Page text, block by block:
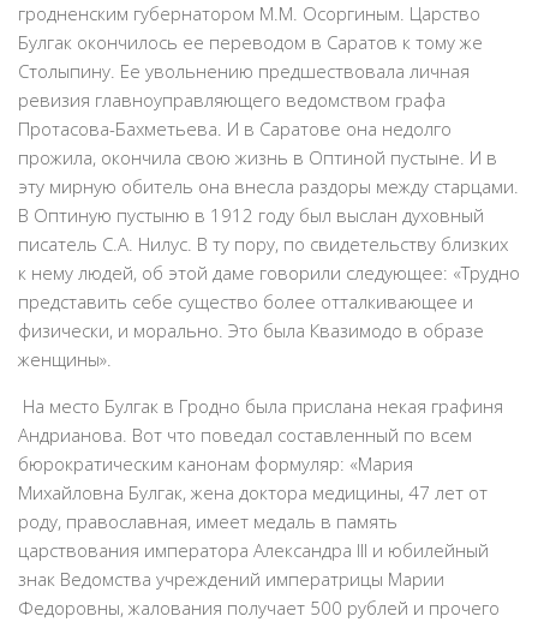
гродненским губернатором М.М. Осоргиным. Царство
Булгак окончилось ее переводом в Саратов к тому же
Столыпину. Ее увольнению предшествовала личная
ревизия главноуправляющего ведомством графа
Протасова-Бахметьева. И в Саратове она недолго
прожила, окончила свою жизнь в Оптиной пустыне. И в
эту мирную обитель она внесла раздоры между старцами.
В Оптиную пустыню в 1912 году был выслан духовный
писатель С.А. Нилус. В ту пору, по свидетельству близких
к нему людей, об этой даме говорили следующее: «Трудно
представить себе существо более отталкивающее и
физически, и морально. Это была Квазимодо в образе
женщины».
На место Булгак в Гродно была прислана некая графиня
Андрианова. Вот что поведал составленный по всем
бюрократическим канонам формуляр: «Мария
Михайловна Булгак, жена доктора медицины, 47 лет от
роду, православная, имеет медаль в память
царствования императора Александра III и юбилейный
знак Ведомства учреждений императрицы Марии
Федоровны, жалования получает 500 рублей и прочего